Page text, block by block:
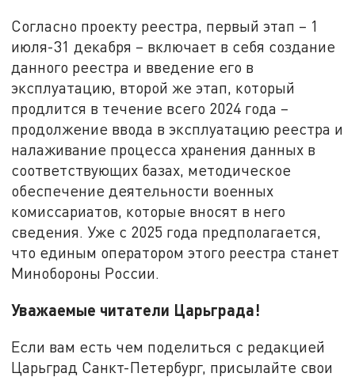
Согласно проекту реестра, первый этап – 1
июля-31 декабря – включает в себя создание
данного реестра и введение его в
эксплуатацию, второй же этап, который
продлится в течение всего 2024 года –
продолжение ввода в эксплуатацию реестра и
налаживание процесса хранения данных в
соответствующих базах, методическое
обеспечение деятельности военных
комиссариатов, которые вносят в него
сведения. Уже с 2025 года предполагается,
что единым оператором этого реестра станет
Минобороны России.
Уважаемые читатели Царьграда!
Если вам есть чем поделиться с редакцией
Царьград Санкт-Петербург, присылайте свои